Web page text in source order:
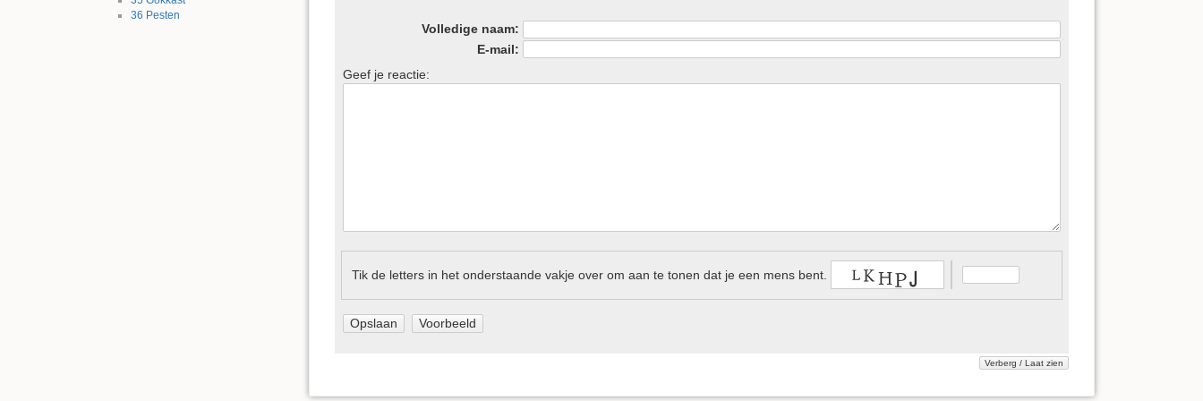
36 Pesten
Volledige naam:
E-mail:
Geef je reactie:
Tik de letters in het onderstaande vakje over om aan te tonen dat je een mens bent.